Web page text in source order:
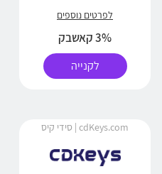
לפרטים נוספים
3% קאשבק
לקנייה
cdKeys.com | סידי קיס